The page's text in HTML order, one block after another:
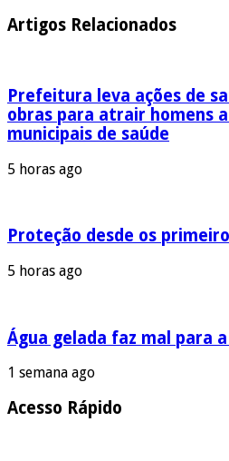
Artigos Relacionados
Prefeitura leva ações de
obras para atrair homens
municipais de saúde
5 horas ago
Proteção desde os
5 horas ago
Água gelada faz mal para
1 semana ago
Acesso Rápido